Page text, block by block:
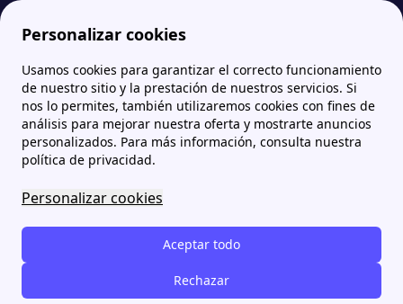
Personalizar cookies
Usamos cookies para garantizar el correcto funcionamiento
de nuestro sitio y la prestación de nuestros servicios. Si
nos lo permites, también utilizaremos cookies con fines de
análisis para mejorar nuestra oferta y mostrarte anuncios
personalizados. Para más información, consulta nuestra
política de privacidad.
Personalizar cookies
Aceptar todo
Rechazar
Papernest.es More Información energía ¿Qué son los Pequeños Interruptores Automáticos (PIAs) y para qué sirven?
¿Qué son los Pequeños
Interruptores Automáticos
(PIAs) y para qué sirven?
Lospequeños interruptores automáticos
(PIAs)
son esenciales en los sistemas eléctricos
protegiendocontra